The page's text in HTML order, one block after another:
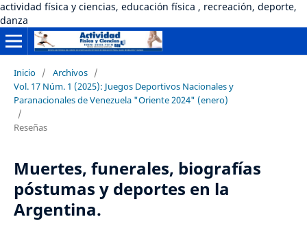
actividad física y ciencias, educación física , recreación, deporte,
danza
Inicio / Archivos /
Vol. 17 Núm. 1 (2025): Juegos Deportivos Nacionales y
Paranacionales de Venezuela "Oriente 2024" (enero)
/
Reseñas
Muertes, funerales, biografías
póstumas y deportes en la
Argentina.